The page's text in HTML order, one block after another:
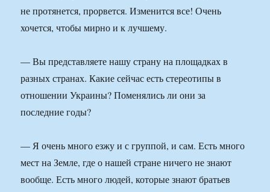
не протянется, прорвется. Изменится все! Очень
хочется, чтобы мирно и к лучшему.
— Вы представляете нашу страну на площадках в
разных странах. Какие сейчас есть стереотипы в
отношении Украины? Поменялись ли они за
последние годы?
— Я очень много езжу и с группой, и сам. Есть много
мест на Земле, где о нашей стране ничего не знают
вообще. Есть много людей, которые знают братьев